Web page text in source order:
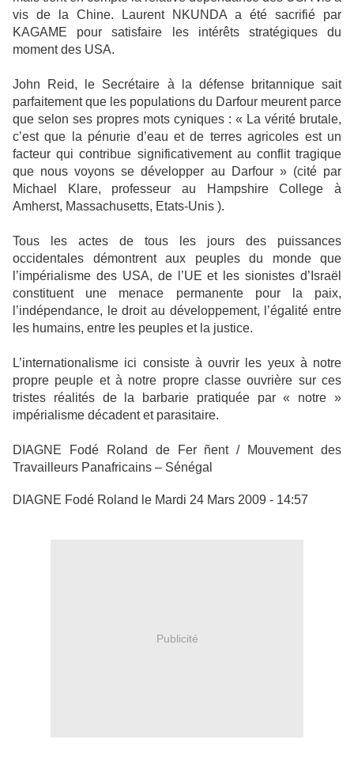
vis de la Chine. Laurent NKUNDA a été sacrifié par
KAGAME pour satisfaire les intérêts stratégiques du
moment des USA.
John Reid, le Secrétaire à la défense britannique sait
parfaitement que les populations du Darfour meurent parce
que selon ses propres mots cyniques : « La vérité brutale,
c’est que la pénurie d’eau et de terres agricoles est un
facteur qui contribue significativement au conflit tragique
que nous voyons se développer au Darfour » (cité par
Michael Klare, professeur au Hampshire College à
Amherst, Massachusetts, Etats-Unis ).
Tous les actes de tous les jours des puissances
occidentales démontrent aux peuples du monde que
l’impérialisme des USA, de l’UE et les sionistes d’Israël
constituent une menace permanente pour la paix,
l’indépendance, le droit au développement, l’égalité entre
les humains, entre les peuples et la justice.
L’internationalisme ici consiste à ouvrir les yeux à notre
propre peuple et à notre propre classe ouvrière sur ces
tristes réalités de la barbarie pratiquée par « notre »
impérialisme décadent et parasitaire.
DIAGNE Fodé Roland de Fer ñent / Mouvement des
Travailleurs Panafricains – Sénégal
DIAGNE Fodé Roland le Mardi 24 Mars 2009 - 14:57
Publicité